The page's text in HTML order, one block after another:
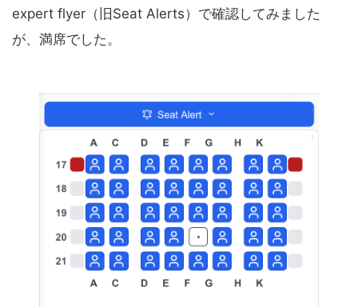
expert flyer（旧Seat Alerts）で確認してみました
が、満席でした。